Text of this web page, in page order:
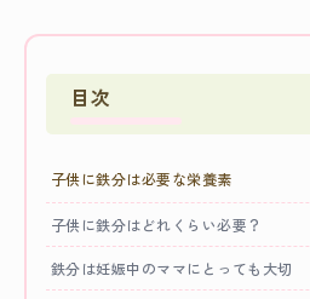
目次
子供に鉄分は必要な栄養素
子供に鉄分はどれくらい必要？
鉄分は妊娠中のママにとっても大切